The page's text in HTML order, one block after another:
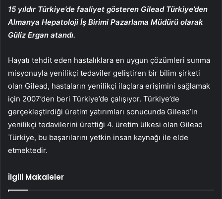
15 yıldır Türkiye’de faaliyet gösteren Gilead Türkiye’den
Almanya Hepatoloji İş Birimi Pazarlama Müdürü olarak
Güliz Ergan atandı.
Hayatı tehdit eden hastalıklara en uygun çözümleri sunma
misyonuyla yenilikçi tedaviler geliştiren bir bilim şirketi
olan Gilead, hastaların yenilikçi ilaçlara erişimini sağlamak
için 2007’den beri Türkiye’de çalışıyor. Türkiye’de
gerçekleştirdiği üretim yatırımları sonucunda Gilead’in
yenilikçi tedavilerini ürettiği 4. üretim ülkesi olan Gilead
Türkiye, bu başarılarını yetkin insan kaynağı ile elde
etmektedir.
İlgili Makaleler